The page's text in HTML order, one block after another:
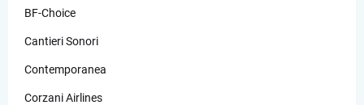
BF-Choice
Cantieri Sonori
Contemporanea
Corzani Airlines